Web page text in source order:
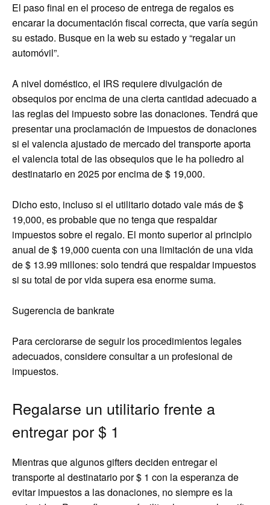
El paso final en el proceso de entrega de regalos es
encarar la documentación fiscal correcta, que varía según
su estado. Busque en la web su estado y “regalar un
automóvil”.
A nivel doméstico, el IRS requiere divulgación de
obsequios por encima de una cierta cantidad adecuado a
las reglas del impuesto sobre las donaciones. Tendrá que
presentar una proclamación de impuestos de donaciones
si el valencia ajustado de mercado del transporte aporta
el valencia total de las obsequios que le ha poliedro al
destinatario en 2025 por encima de $ 19,000.
Dicho esto, incluso si el utilitario dotado vale más de $
19,000, es probable que no tenga que respaldar
impuestos sobre el regalo. El monto superior al principio
anual de $ 19,000 cuenta con una limitación de una vida
de $ 13.99 millones: solo tendrá que respaldar impuestos
si su total de por vida supera esa enorme suma.
Sugerencia de bankrate
Para cerciorarse de seguir los procedimientos legales
adecuados, considere consultar a un profesional de
impuestos.
Regalarse un utilitario frente a
entregar por $ 1
Mientras que algunos gifters deciden entregar el
transporte al destinatario por $ 1 con la esperanza de
evitar impuestos a las donaciones, no siempre es la